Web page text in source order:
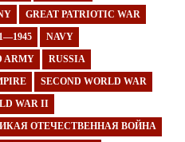
GREAT PATRIOTIC WAR
NAVY
ARMY RUSSIA
SECOND WORLD WAR
WAR II
ОТЕЧЕСТВЕННАЯ ВОЙНА